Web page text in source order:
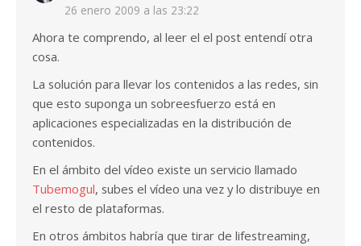
26 enero 2009 a las 23:22
Ahora te comprendo, al leer el el post entendí otra
cosa.
La solución para llevar los contenidos a las redes, sin
que esto suponga un sobreesfuerzo está en
aplicaciones especializadas en la distribución de
contenidos.
En el ámbito del vídeo existe un servicio llamado
Tubemogul, subes el vídeo una vez y lo distribuye en
el resto de plataformas.
En otros ámbitos habría que tirar de lifestreaming,